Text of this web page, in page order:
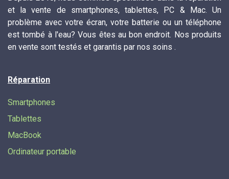
et la vente de smartphones, tablettes, PC & Mac. Un
problème avec votre écran, votre batterie ou un téléphone
est tombé à l'eau? Vous êtes au bon endroit. Nos produits
en vente sont testés et garantis par nos soins .
Réparation
Smartphones
Tablettes
MacBook
Ordinateur portable